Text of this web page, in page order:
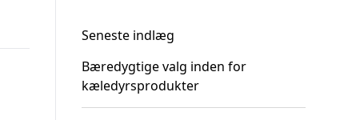
Seneste indlæg
Bæredygtige valg inden for
kæledyrsprodukter